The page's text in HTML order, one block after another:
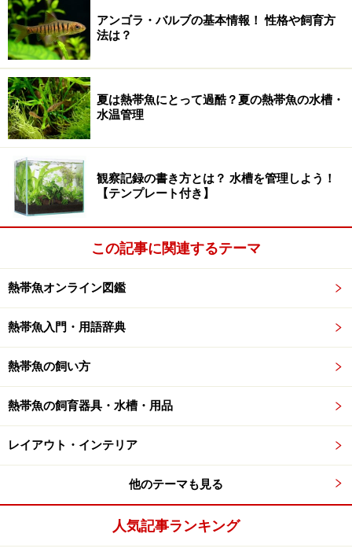
然では、前述の物質循環が上手く行われているため、そ
のような器具は存在しなくても水は澄み、植物は青々と
しているのです。
バランスドアクアリウムについて書かれて
いるおすすめ書籍
では、ここで一冊の面白い本を紹介しましょう。熱帯魚
関連の書籍というよりも動物行動学について書かれた内
容なのですが、いくつかアクアリウムについて書かれて
いる項があります。そのなかには、勿論、バランスドア
クアリウムに関する記述もみられます。
物行動学入門」
日高敏隆＝訳
被害を与えぬもの――アクアリウム
水槽の中の二人の殺人犯
魚の血
アンゴラ・バルブの基本情報！ 性格や飼育方
法は？
夏は熱帯魚にとって過酷？夏の熱帯魚の水槽・
水温管理
観察記録の書き方とは？ 水槽を管理しよう！
【テンプレート付き】
この記事に関連するテーマ
熱帯魚オンライン図鑑
熱帯魚入門・用語辞典
熱帯魚の飼い方
熱帯魚の飼育器具・水槽・用品
レイアウト・インテリア
他のテーマも見る
人気記事ランキング